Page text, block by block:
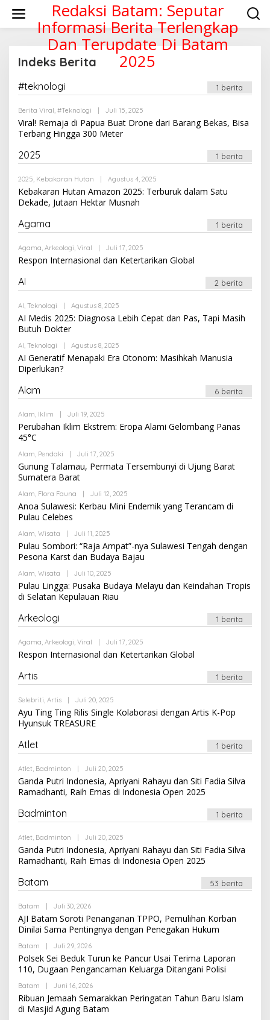
konten
Redaksi Batam: Seputar
Informasi Berita Terlengkap
Dan Terupdate Di Batam
2025
Indeks Berita
|
Februari
19,
Oleh
Newssportsaz_0q4zf1
#teknologi 1 berita
Berita Viral, #teknologi Juli 15, 2025
Newssportsaz_0q4zf1
Viral! Remaja di Papua Buat Drone dari Barang Bekas, Bisa
Terbang Hingga 300 Meter
2025 1 berita
2025, Kebakaran Hutan Agustus 4, 2025
Newssportsaz_0q4zf1
Kebakaran Hutan Amazon 2025: Terburuk dalam Satu
Dekade, Jutaan Hektar Musnah
Agama 1 berita
Agama, Arkeologi, Viral Juli 17, 2025
Newssportsaz_0q4zf1
Respon Internasional dan Ketertarikan Global
AI 2 berita
AI, Teknologi Agustus 8, 2025
Newssportsaz_0q4zf1
AI Medis 2025: Diagnosa Lebih Cepat dan Pas, Tapi Masih
Butuh Dokter
AI, Teknologi Agustus 8, 2025
Newssportsaz_0q4zf1
AI Generatif Menapaki Era Otonom: Masihkah Manusia
Diperlukan?
Alam 6 berita
Alam, Iklim Juli 19, 2025
Newssportsaz_0q4zf1
Perubahan Iklim Ekstrem: Eropa Alami Gelombang Panas
45°C
Alam, Pendaki Juli 17, 2025
Newssportsaz_0q4zf1
Gunung Talamau, Permata Tersembunyi di Ujung Barat
Sumatera Barat
Alam, Flora Fauna Juli 12, 2025
Newssportsaz_0q4zf1
Anoa Sulawesi: Kerbau Mini Endemik yang Terancam di
Pulau Celebes
Alam, Wisata Juli 11, 2025
Newssportsaz_0q4zf1
Pulau Sombori: “Raja Ampat”-nya Sulawesi Tengah dengan
Pesona Karst dan Budaya Bajau
Alam, Wisata Juli 10, 2025
Newssportsaz_0q4zf1
Pulau Lingga: Pusaka Budaya Melayu dan Keindahan Tropis
di Selatan Kepulauan Riau
Arkeologi 1 berita
Agama, Arkeologi, Viral Juli 17, 2025
Newssportsaz_0q4zf1
Respon Internasional dan Ketertarikan Global
Artis 1 berita
Selebriti, Artis Juli 20, 2025
Newssportsaz_0q4zf1
Ayu Ting Ting Rilis Single Kolaborasi dengan Artis K-Pop
Hyunsuk TREASURE
Atlet 1 berita
Atlet, Badminton Juli 20, 2025
Newssportsaz_0q4zf1
Ganda Putri Indonesia, Apriyani Rahayu dan Siti Fadia Silva
Ramadhanti, Raih Emas di Indonesia Open 2025
Badminton 1 berita
Atlet, Badminton Juli 20, 2025
Newssportsaz_0q4zf1
Ganda Putri Indonesia, Apriyani Rahayu dan Siti Fadia Silva
Ramadhanti, Raih Emas di Indonesia Open 2025
Batam 53 berita
Batam Juli 30, 2026Oleh
AJI Batam Soroti Penanganan TPPO, Pemulihan Korban
Dinilai Sama Pentingnya dengan Penegakan Hukum
Batam Juli 29, 2026Oleh
Newssportsaz_0q4zf1
Polsek Sei Beduk Turun ke Pancur Usai Terima Laporan
110, Dugaan Pengancaman Keluarga Ditangani Polisi
Batam Juni 16, 2026Oleh
Newssportsaz_0q4zf1
Ribuan Jemaah Semarakkan Peringatan Tahun Baru Islam
di Masjid Agung Batam